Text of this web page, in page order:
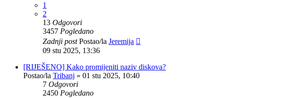
1
2
13 Odgovori
3457 Pogledano
Zadnji postPostao/la Jeremija
09 stu 2025, 13:36
[RIJEŠENO] Kako promijeniti naziv diskova?
Postao/la Tribanj » 01 stu 2025, 10:40
7 Odgovori
2450 Pogledano